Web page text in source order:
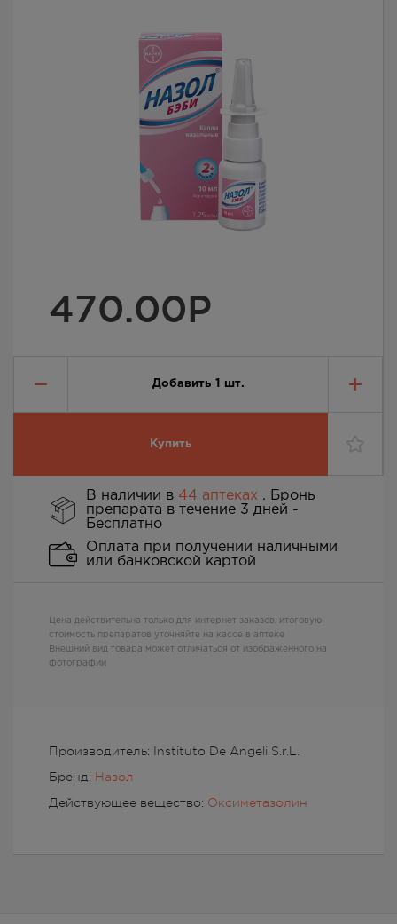
470.00Р
Добавить 1 шт.
Купить
Производитель: Instituto De Angeli S.r.L.
Бренд: Назол
Действующее вещество: Оксиметазолин
В наличии в 44 аптеках . Бронь
препарата в течение 3 дней -
Бесплатно
Оплата при получении наличными
или банковской картой
Цена действительна только для интернет заказов, итоговую
стоимость препаратов уточняйте на кассе в аптеке
Внешний вид товара может отличаться от изображенного на
фотографии